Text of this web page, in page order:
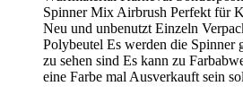
Spinner Mix Airbrush Perfekt für
Neu und unbenutzt Einzeln
Polybeutel Es werden die Spinner
zu sehen sind Es kann zu
eine Farbe mal Ausverkauft sein